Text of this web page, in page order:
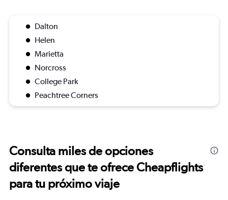
Dalton
Helen
Marietta
Norcross
College Park
Peachtree Corners
Consulta miles de opciones
diferentes que te ofrece Cheapflights
para tu próximo viaje